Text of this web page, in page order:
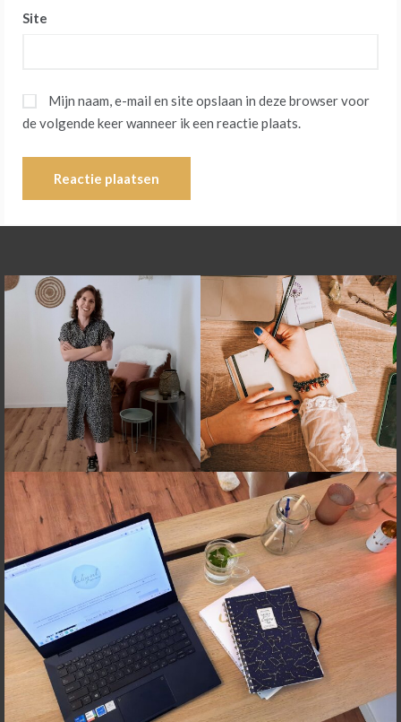
Site
Mijn naam, e-mail en site opslaan in deze browser voor
de volgende keer wanneer ik een reactie plaats.